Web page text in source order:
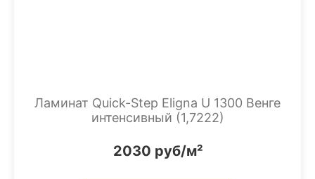
Ламинат Quick-Step Eligna U 1300 Венге
интенсивный (1,7222)
2030 руб/м²